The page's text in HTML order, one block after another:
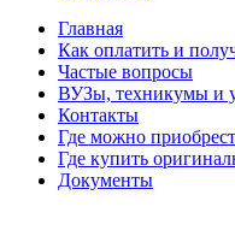
Главная
Как оплатить и
Частые вопросы
ВУЗы, техникумы и
Контакты
Где можно
Где купить
Документы